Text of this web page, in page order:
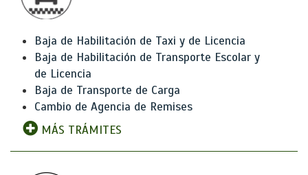
Baja de Habilitación de Taxi y de Licencia
Baja de Habilitación de Transporte Escolar y
de Licencia
Baja de Transporte de Carga
Cambio de Agencia de Remises
MÁS TRÁMITES